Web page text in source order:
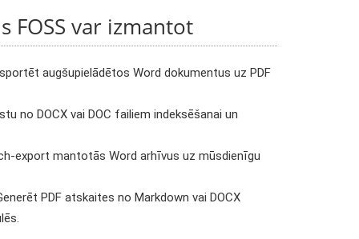
FOSS var izmantot
augšupielādētos Word dokumentus uz PDF
no DOCX vai DOC failiem indeksēšanai un
export mantotās Word arhīvus uz mūsdienīgu
PDF atskaites no Markdown vai DOCX